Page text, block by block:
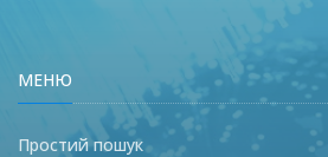
МЕНЮ
Простий пошук